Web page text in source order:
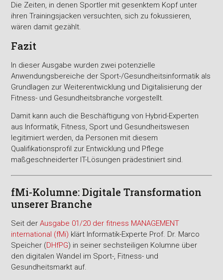
Die Zeiten, in denen Sportler mit gesenktem Kopf unter
ihren Trainingsjacken versuchten, sich zu fokussieren,
wären damit gezählt.
Fazit
In dieser Ausgabe wurden zwei potenzielle
Anwendungsbereiche der Sport-/Gesundheitsinformatik als
Grundlagen zur Weiterentwicklung und Digitalisierung der
Fitness- und Gesundheitsbranche vorgestellt.
Damit kann auch die Beschäftigung von Hybrid-Experten
aus Informatik, Fitness, Sport und Gesundheitswesen
legitimiert werden, da Personen mit diesem
Qualifikationsprofil zur Entwicklung und Pflege
maßgeschneiderter IT-Lösungen prädestiniert sind.
fMi-Kolumne: Digitale Transformation
unserer Branche
Seit derAusgabe 01/20 der fitness MANAGEMENT
international (fMi) klärt Informatik-Experte Prof. Dr. Marco
Speicher (DHfPG) in seiner sechsteiligen Kolumne über
den digitalen Wandel im Sport-, Fitness- und
Gesundheitsmarkt auf.